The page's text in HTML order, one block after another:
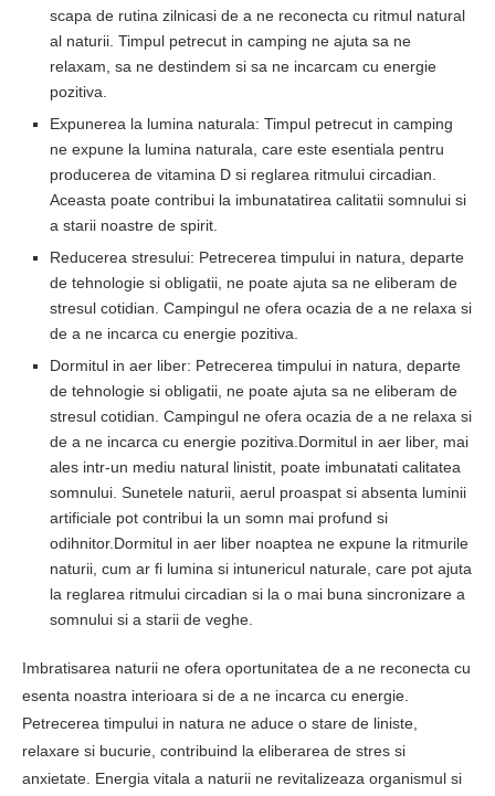
scapa de rutina zilnicasi de a ne reconecta cu ritmul natural
al naturii. Timpul petrecut in camping ne ajuta sa ne
relaxam, sa ne destindem si sa ne incarcam cu energie
pozitiva.
Expunerea la lumina naturala: Timpul petrecut in camping
ne expune la lumina naturala, care este esentiala pentru
producerea de vitamina D si reglarea ritmului circadian.
Aceasta poate contribui la imbunatatirea calitatii somnului si
a starii noastre de spirit.
Reducerea stresului: Petrecerea timpului in natura, departe
de tehnologie si obligatii, ne poate ajuta sa ne eliberam de
stresul cotidian. Campingul ne ofera ocazia de a ne relaxa si
de a ne incarca cu energie pozitiva.
Dormitul in aer liber: Petrecerea timpului in natura, departe
de tehnologie si obligatii, ne poate ajuta sa ne eliberam de
stresul cotidian. Campingul ne ofera ocazia de a ne relaxa si
de a ne incarca cu energie pozitiva.Dormitul in aer liber, mai
ales intr-un mediu natural linistit, poate imbunatati calitatea
somnului. Sunetele naturii, aerul proaspat si absenta luminii
artificiale pot contribui la un somn mai profund si
odihnitor.Dormitul in aer liber noaptea ne expune la ritmurile
naturii, cum ar fi lumina si intunericul naturale, care pot ajuta
la reglarea ritmului circadian si la o mai buna sincronizare a
somnului si a starii de veghe.
Imbratisarea naturii ne ofera oportunitatea de a ne reconecta cu
esenta noastra interioara si de a ne incarca cu energie.
Petrecerea timpului in natura ne aduce o stare de liniste,
relaxare si bucurie, contribuind la eliberarea de stres si
anxietate. Energia vitala a naturii ne revitalizeaza organismul si